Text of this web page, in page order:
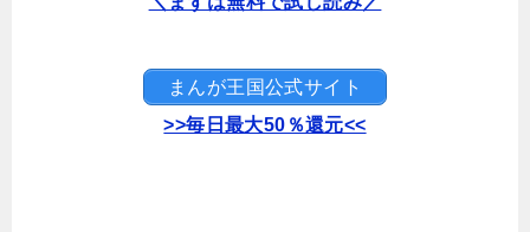
まんが王国公式サイト
>>毎日最大50％還元<<